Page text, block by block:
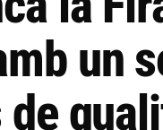
un
de